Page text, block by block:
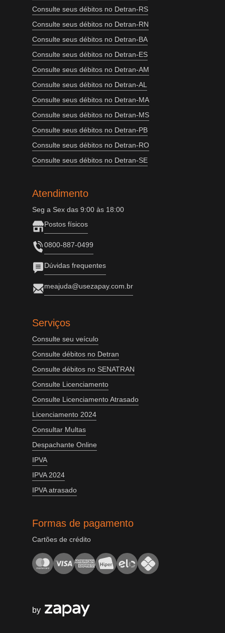
Consulte seus débitos no Detran-RS
Consulte seus débitos no Detran-RN
Consulte seus débitos no Detran-BA
Consulte seus débitos no Detran-ES
Consulte seus débitos no Detran-AM
Consulte seus débitos no Detran-AL
Consulte seus débitos no Detran-MA
Consulte seus débitos no Detran-MS
Consulte seus débitos no Detran-PB
Consulte seus débitos no Detran-RO
Consulte seus débitos no Detran-SE
Atendimento
Seg a Sex das 9:00 às 18:00
Postos físicos
0800-887-0499
Dúvidas frequentes
meajuda@usezapay.com.br
Serviços
Consulte seu veículo
Consulte débitos no Detran
Consulte débitos no SENATRAN
Consulte Licenciamento
Consulte Licenciamento Atrasado
Licenciamento 2024
Consultar Multas
Despachante Online
IPVA
IPVA 2024
IPVA atrasado
Formas de pagamento
Cartões de crédito
by